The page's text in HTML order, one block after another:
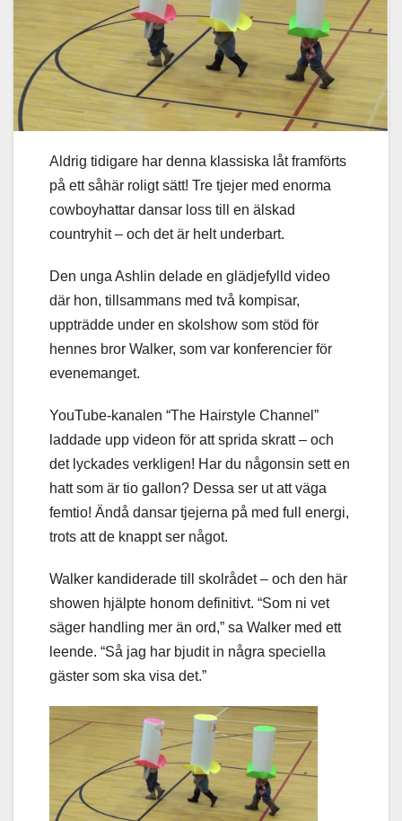
Aldrig tidigare har denna klassiska låt framförts
på ett såhär roligt sätt! Tre tjejer med enorma
cowboyhattar dansar loss till en älskad
countryhit – och det är helt underbart.
Den unga Ashlin delade en glädjefylld video
där hon, tillsammans med två kompisar,
uppträdde under en skolshow som stöd för
hennes bror Walker, som var konferencier för
evenemanget.
YouTube-kanalen “The Hairstyle Channel”
laddade upp videon för att sprida skratt – och
det lyckades verkligen! Har du någonsin sett en
hatt som är tio gallon? Dessa ser ut att väga
femtio! Ändå dansar tjejerna på med full energi,
trots att de knappt ser något.
Walker kandiderade till skolrådet – och den här
showen hjälpte honom definitivt. “Som ni vet
säger handling mer än ord,” sa Walker med ett
leende. “Så jag har bjudit in några speciella
gäster som ska visa det.”